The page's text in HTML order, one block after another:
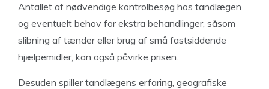
Antallet af nødvendige kontrolbesøg hos tandlægen
og eventuelt behov for ekstra behandlinger, såsom
slibning af tænder eller brug af små fastsiddende
hjælpemidler, kan også påvirke prisen.
Desuden spiller tandlægens erfaring, geografiske